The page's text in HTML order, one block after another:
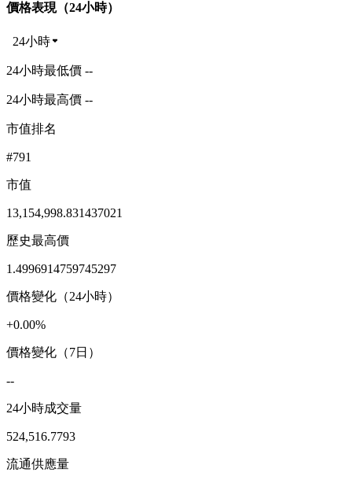
價格表現（24小時）
24小時
24小時最低價 --
24小時最高價 --
市值排名
#791
市值
13,154,998.831437021
歷史最高價
1.4996914759745297
價格變化（24小時）
+0.00%
價格變化（7日）
--
24小時成交量
524,516.7793
流通供應量